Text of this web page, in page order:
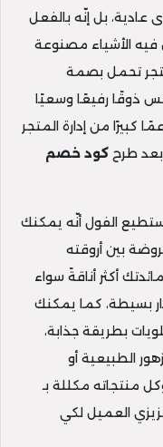
عادية، بل إنّه بالفعل
فيه الأشياء مصنوعة
تحمل بصمة
ذوقًا رفيعًا وسعيًا
كبيرًا من إدارة المتجر
طرح كود خصم
الفول أنّه يمكنك
بين أروقته
أكثر أناقةً سواء
بسيطة، كما يمكنك
بطريقة جذابة،
الطبيعية أو
منتجاته مكللة بـ
العميل لكي